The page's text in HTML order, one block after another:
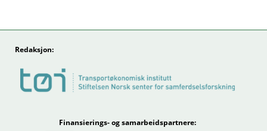
Redaksjon:
Finansierings- og samarbeidspartnere: